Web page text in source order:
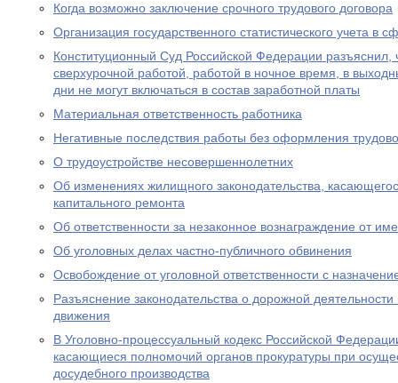
Когда возможно заключение срочного трудового договора
Организация государственного статистического учета в
Конституционный Суд Российской Федерации разъяснил,
сверхурочной работой, работой в ночное время, в
дни не могут включаться в состав заработной платы
Материальная ответственность работника
Негативные последствия работы без оформления
О трудоустройстве несовершеннолетних
Об изменениях жилищного законодательства,
капитального ремонта
Об ответственности за незаконное вознаграждение от
Об уголовных делах частно-публичного обвинения
Освобождение от уголовной ответственности с
Разъяснение законодательства о дорожной
движения
В Уголовно-процессуальный кодекс Российской
касающиеся полномочий органов прокуратуры при
досудебного производства